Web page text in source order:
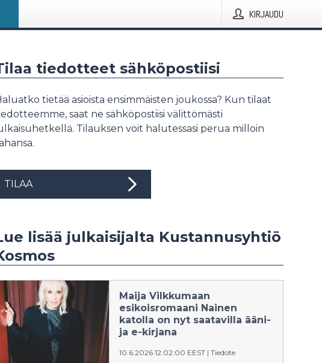
KIRJAUDU
tiedotteet sähköpostiisi
tietää asioista ensimmäisten joukossa? Kun tilaat
saat ne sähköpostiisi välittömästi
Tilauksen voit halutessasi perua milloin
TILAA
lisää julkaisijalta Kustannusyhtiö
Maija Vilkkumaan
esikoisromaani Nainen
katolla on nyt saatavilla ääni-
ja e-kirjana
10.6.2026 12:02:00 EEST | Tiedote